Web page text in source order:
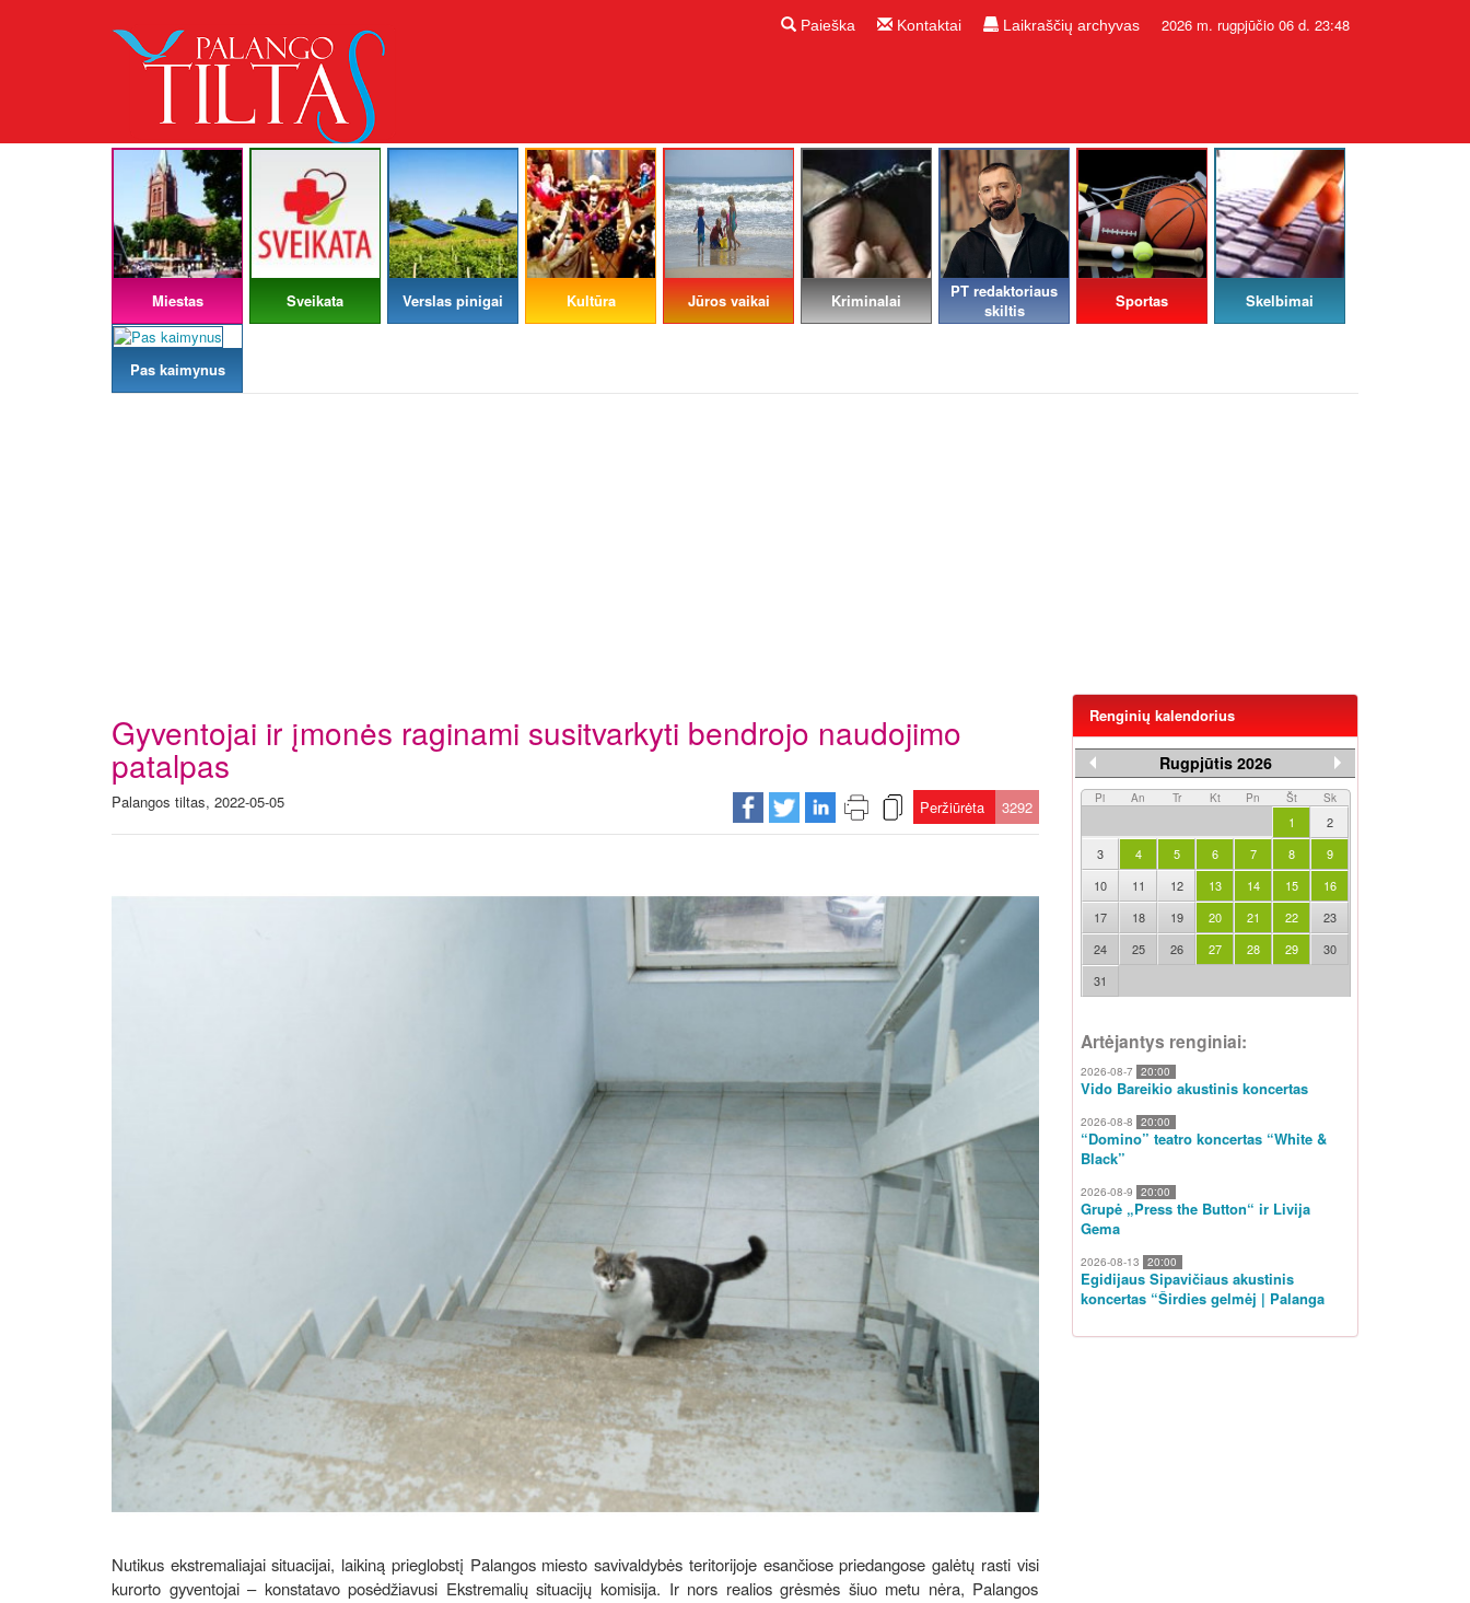
Paieška Kontaktai Laikraščių archyvas 2026 m. rugpjūčio 06 d. 23:48
Miestas Sveikata Verslas pinigai Kultūra Jūros vaikai Kriminalai
PT redaktoriaus
skiltis
Sportas Skelbimai
Pas kaimynus
Gyventojai ir įmonės raginami susitvarkyti bendrojo naudojimo
patalpas
Palangos tiltas, 2022-05-05 Peržiūrėta 3292
Nutikus ekstremaliajai situacijai, laikiną prieglobstį Palangos miesto savivaldybės teritorijoje esančiose priedangose galėtų rasti visi
kurorto gyventojai – konstatavo posėdžiavusi Ekstremalių situacijų komisija. Ir nors realios grėsmės šiuo metu nėra, Palangos
Renginių kalendorius
Rugpjūtis 2026
Pi An Tr Kt Pn Št Sk
1
2
3
4 5 6 7 8
9
10
11 12 13 14 15
16
17
18 19 20 21 22
23
24
25 26 27 28 29
30
31
Artėjantys renginiai:
2026-08-7 20:00
Vido Bareikio akustinis koncertas
2026-08-8 20:00
“Domino” teatro koncertas “White &
Black”
2026-08-9 20:00
Grupė „Press the Button“ ir Livija
Gema
2026-08-13 20:00
Egidijaus Sipavičiaus akustinis
koncertas “Širdies gelmėj | Palanga